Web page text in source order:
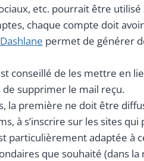
etc. pourrait être utilisé
chaque compte doit
Dashlane permet de générer
conseillé de les mettre en
supprimer le mail reçu.
première ne doit être
à s’inscrire sur les sites
particulièrement adaptée
que souhaité (dans